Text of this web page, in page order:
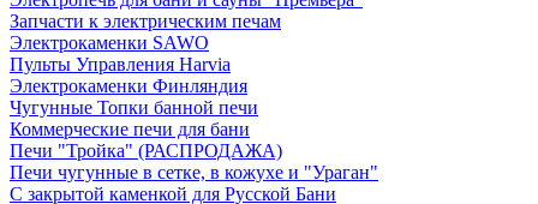
Запчасти к электрическим печам
Электрокаменки SAWO
Пульты Управления Harvia
Электрокаменки Финляндия
Чугунные Топки банной печи
Коммерческие печи для бани
Печи "Тройка" (РАСПРОДАЖА)
Печи чугунные в сетке, в кожухе и "Ураган"
С закрытой каменкой для Русской Бани